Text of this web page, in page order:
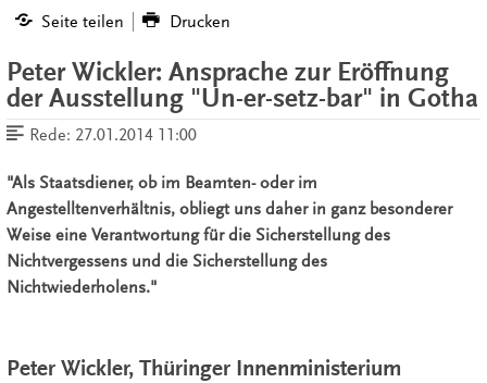
Seite teilen Drucken
Peter Wickler: Ansprache zur Eröffnung
der Ausstellung "Un-er-setz-bar" in Gotha
Rede: 27.01.2014 11:00
"Als Staatsdiener, ob im Beamten- oder im
Angestelltenverhältnis, obliegt uns daher in ganz besonderer
Weise eine Verantwortung für die Sicherstellung des
Nichtvergessens und die Sicherstellung des
Nichtwiederholens."
Peter Wickler, Thüringer Innenministerium